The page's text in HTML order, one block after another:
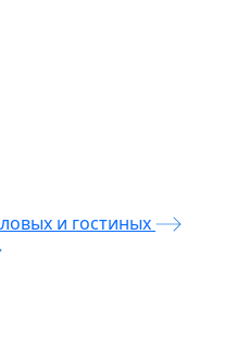
и гостиных